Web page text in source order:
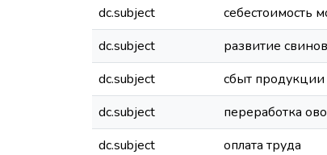
dc.subject
себестоимость
dc.subject
развитие
dc.subject
сбыт продукции
dc.subject
переработка
dc.subject
оплата труда